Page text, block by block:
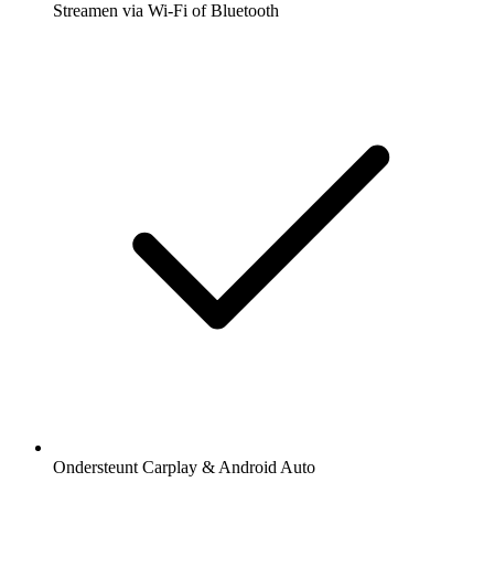
Streamen via Wi-Fi of Bluetooth
Ondersteunt Carplay & Android Auto